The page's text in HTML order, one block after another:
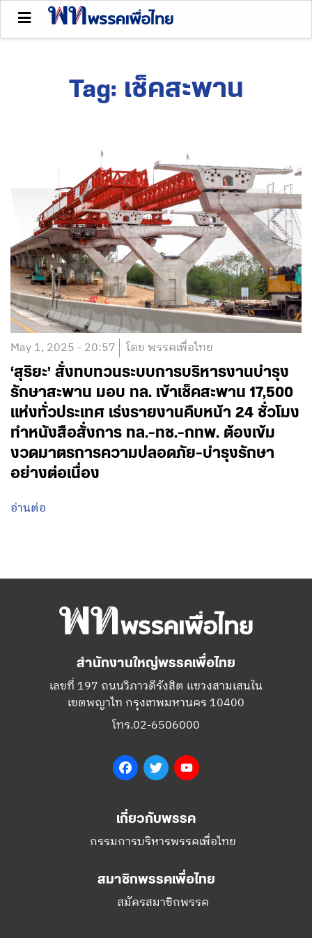
Tag: เช็คสะพาน
May 1, 2025 - 20:57 โดย พรรคเพื่อไทย
‘สุริยะ’ สั่งทบทวนระบบการบริหารงานบำรุง
รักษาสะพาน มอบ ทล. เข้าเช็คสะพาน 17,500
แห่งทั่วประเทศ เร่งรายงานคืบหน้า 24 ชั่วโมง
ทำหนังสือสั่งการ ทล.-ทช.-กทพ. ต้องเข้ม
งวดมาตรการความปลอดภัย-บำรุงรักษา
อย่างต่อเนื่อง
อ่านต่อ
สำนักงานใหญ่พรรคเพื่อไทย
เลขที่ 197 ถนนวิภาวดีรังสิต แขวงสามเสนใน
เขตพญาไท กรุงเทพมหานคร 10400
โทร.02-6506000
FacebookTwitter
เกี่ยวกับพรรค
กรรมการบริหารพรรคเพื่อไทย
สมาชิกพรรคเพื่อไทย
สมัครสมาชิกพรรค